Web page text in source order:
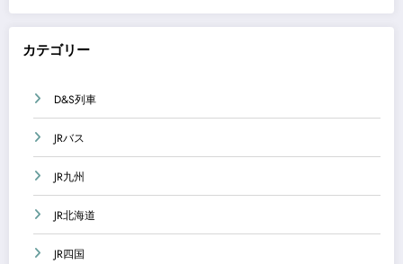
カテゴリー
D&S列車
JRバス
JR九州
JR北海道
JR四国